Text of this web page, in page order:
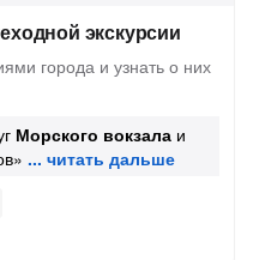
экскурсии
города и узнать о них
Морского вокзала и